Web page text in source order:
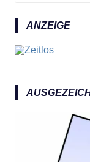
c
h
e
ANZEIGE